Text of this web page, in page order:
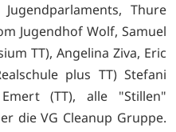
Thure
Jugendhof Wolf, Samuel
TT), Angelina Ziva, Eric
plus TT) Stefani
(TT), alle "Stillen"
die VG Cleanup Gruppe.